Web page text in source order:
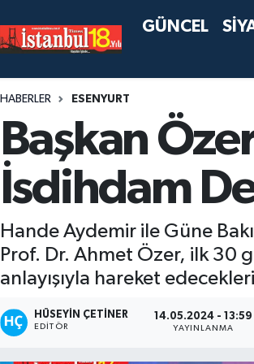
GÜNCEL
HABERLER ESENYURT
Başkan
İsdihdam
Hande Aydemir ile Güne
Prof. Dr. Ahmet Özer, ilk 30
anlayışıyla hareket
HÜSEYIN ÇETINER
EDITÖR
14.05.2024 - 13:59
YAYINLANMA